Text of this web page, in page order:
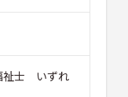
祉士 いずれ